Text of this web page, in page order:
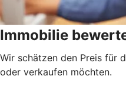
Immobilie
Wir schätzen den Preis für
oder verkaufen möchten.